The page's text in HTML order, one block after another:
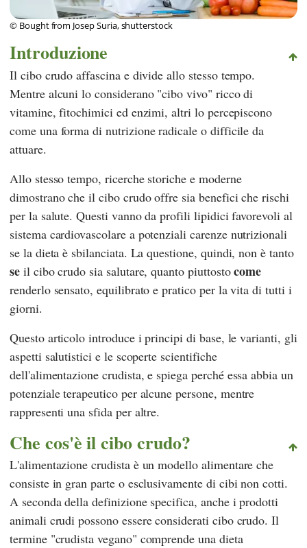
© Bought from Josep Suria, shutterstock
Introduzione
Il cibo crudo affascina e divide allo stesso tempo.
Mentre alcuni lo considerano "cibo vivo" ricco di
vitamine, fitochimici ed enzimi, altri lo percepiscono
come una forma di nutrizione radicale o difficile da
attuare.
Allo stesso tempo, ricerche storiche e moderne
dimostrano che il cibo crudo offre sia benefici che rischi
per la salute. Questi vanno da profili lipidici favorevoli al
sistema cardiovascolare a potenziali carenze nutrizionali
se la dieta è sbilanciata. La questione, quindi, non è tanto
seil cibo crudo sia salutare, quanto piuttostocome
renderlo sensato, equilibrato e pratico per la vita di tutti i
giorni.
Questo articolo introduce i principi di base, le varianti, gli
aspetti salutistici e le scoperte scientifiche
dell'alimentazione crudista, e spiega perché essa abbia un
potenziale terapeutico per alcune persone, mentre
rappresenti una sfida per altre.
Che cos'è il cibo crudo?
L'alimentazione crudista è un modello alimentare che
consiste in gran parte o esclusivamente di cibi non cotti.
A seconda della definizione specifica, anche i prodotti
animali crudi possono essere considerati cibo crudo. Il
termine "crudista vegano" comprende una dieta